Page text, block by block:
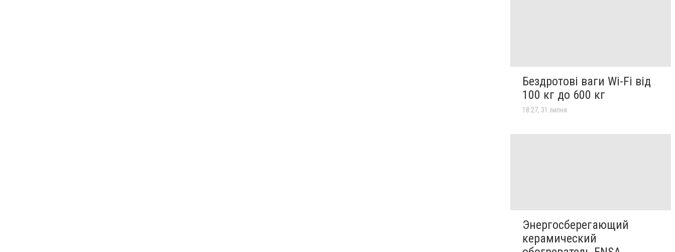
Бездротові ваги Wi-Fi від
100 кг до 600 кг
18:27, 31 липня
Энергосберегающий
керамический